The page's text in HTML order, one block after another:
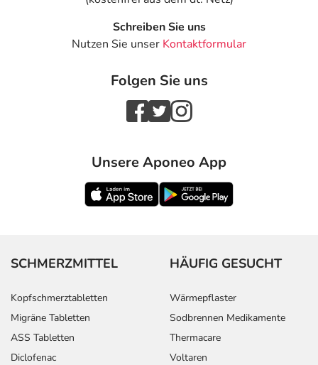
Schreiben Sie uns
Nutzen Sie unser Kontaktformular
Folgen Sie uns
Unsere Aponeo App
SCHMERZMITTEL
Kopfschmerztabletten
Migräne Tabletten
ASS Tabletten
Diclofenac
HÄUFIG GESUCHT
Wärmepflaster
Sodbrennen Medikamente
Thermacare
Voltaren